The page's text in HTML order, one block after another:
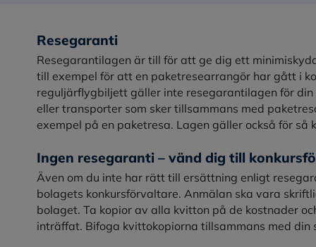
Resegaranti
Resegarantilagen är till för att ge dig ett
till exempel för att en paketresearrangör har gått i
reguljärflygbiljett gäller inte resegarantilagen för din
eller transporter som sker tillsammans med
exempel på en paketresa. Lagen gäller också för så
Ingen resegaranti – vänd dig till
Även om du inte har rätt till ersättning enligt
bolagets konkursförvaltare. Anmälan ska vara
bolaget. Ta kopior av alla kvitton på de kostnader
inträffat. Bifoga kvittokopiorna tillsammans med din